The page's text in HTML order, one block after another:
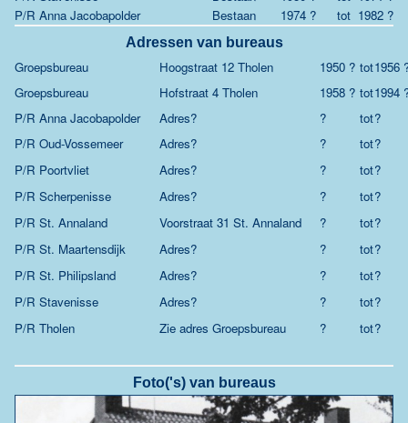
P/R Anna Jacobapolder
Bestaan 1974 ? tot 1982 ?
Adressen van bureaus
Groepsbureau Hoogstraat 12 Tholen 1950 ? tot1956
Groepsbureau
Hofstraat 4 Tholen 1958 ? tot1994
P/R Anna Jacobapolder
Adres? ? tot?
P/R Oud-Vossemeer
Adres? ? tot?
P/R Poortvliet
Adres? ? tot?
P/R Scherpenisse
Adres? ? tot?
P/R St. Annaland
Voorstraat 31 St. Annaland ? tot?
P/R St. Maartensdijk
Adres? ? tot?
P/R St. Philipsland
Adres? ? tot?
P/R Stavenisse
Adres? ? tot?
P/R Tholen
Zie adres Groepsbureau ? tot?
Foto('s) van bureaus